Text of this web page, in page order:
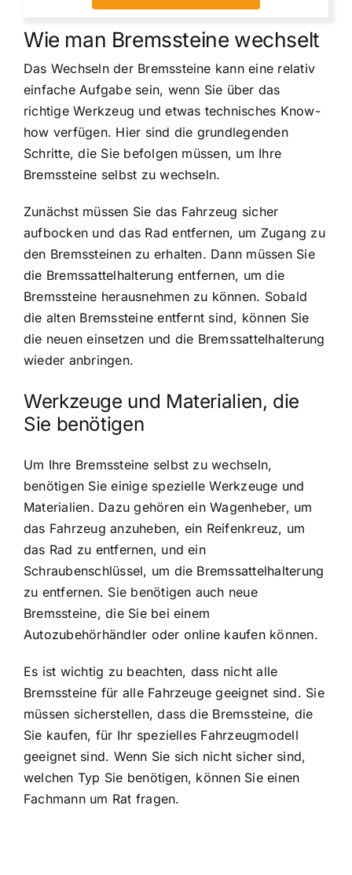
Wie man Bremssteine wechselt
Das Wechseln der Bremssteine kann eine relativ
einfache Aufgabe sein, wenn Sie über das
richtige Werkzeug und etwas technisches Know-
how verfügen. Hier sind die grundlegenden
Schritte, die Sie befolgen müssen, um Ihre
Bremssteine selbst zu wechseln.
Zunächst müssen Sie das Fahrzeug sicher
aufbocken und das Rad entfernen, um Zugang zu
den Bremssteinen zu erhalten. Dann müssen Sie
die Bremssattelhalterung entfernen, um die
Bremssteine herausnehmen zu können. Sobald
die alten Bremssteine entfernt sind, können Sie
die neuen einsetzen und die Bremssattelhalterung
wieder anbringen.
Werkzeuge und Materialien, die
Sie benötigen
Um Ihre Bremssteine selbst zu wechseln,
benötigen Sie einige spezielle Werkzeuge und
Materialien. Dazu gehören ein Wagenheber, um
das Fahrzeug anzuheben, ein Reifenkreuz, um
das Rad zu entfernen, und ein
Schraubenschlüssel, um die Bremssattelhalterung
zu entfernen. Sie benötigen auch neue
Bremssteine, die Sie bei einem
Autozubehörhändler oder online kaufen können.
Es ist wichtig zu beachten, dass nicht alle
Bremssteine für alle Fahrzeuge geeignet sind. Sie
müssen sicherstellen, dass die Bremssteine, die
Sie kaufen, für Ihr spezielles Fahrzeugmodell
geeignet sind. Wenn Sie sich nicht sicher sind,
welchen Typ Sie benötigen, können Sie einen
Fachmann um Rat fragen.